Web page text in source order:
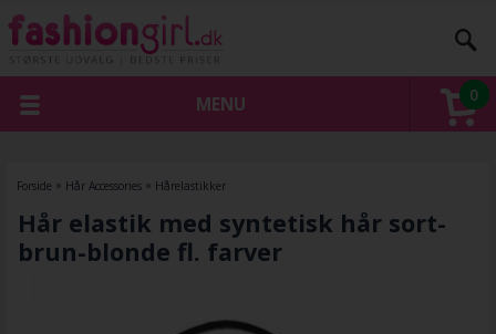
0
MENU
Forside » Hår Accessories» Hårelastikker
Hår elastik med syntetisk hår sort-
brun-blonde fl. farver